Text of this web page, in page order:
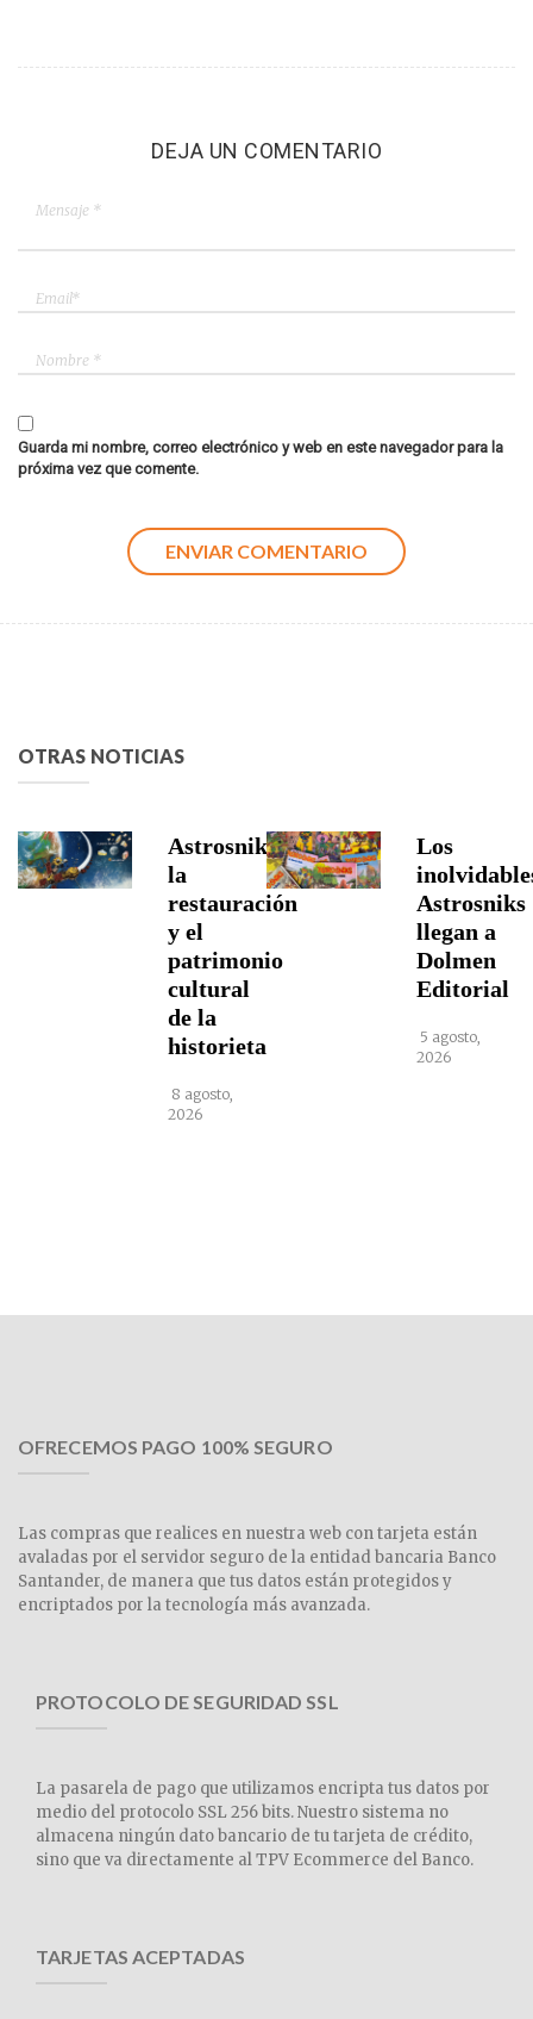
DEJA UN COMENTARIO
Guarda mi nombre, correo electrónico y web en este navegador para la
próxima vez que comente.
OTRAS NOTICIAS
Astrosniks,
la
restauración
y el
patrimonio
cultural
de la
historieta
8 agosto,
2026
Los
Astrosniks
llegan a
Dolmen
Editorial
5 agosto,
2026
OFRECEMOS PAGO 100% SEGURO
Las compras que realices en nuestra web con tarjeta están
avaladas por el servidor seguro de la entidad bancaria Banco
Santander, de manera que tus datos están protegidos y
encriptados por la tecnología más avanzada.
PROTOCOLO DE SEGURIDAD SSL
La pasarela de pago que utilizamos encripta tus datos por
medio del protocolo SSL 256 bits. Nuestro sistema no
almacena ningún dato bancario de tu tarjeta de crédito,
sino que va directamente al TPV Ecommerce del Banco.
TARJETAS ACEPTADAS